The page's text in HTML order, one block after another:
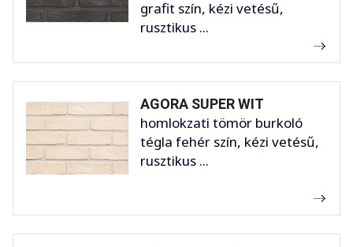
grafit szín, kézi vetésű,
rusztikus ...
AGORA SUPER WIT
homlokzati tömör burkoló
tégla fehér szín, kézi vetésű,
rusztikus ...